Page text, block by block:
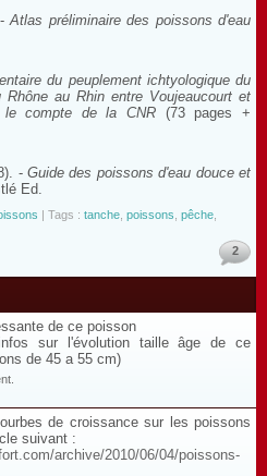
-Atlas préliminaire des poissons d'eau
du peuplement ichtyologique du
au Rhin entre Voujeaucourt et
le compte de la CNR (73 pages +
-Guide des poissons d'eau douce et
Ed.
| Tags : tanche poissons pêche
2
de ce poisson
sur l'évolution taille âge de ce
de 45 a 55 cm)
de croissance sur les poissons
suivant :
archive/2010/06/04/poissons-